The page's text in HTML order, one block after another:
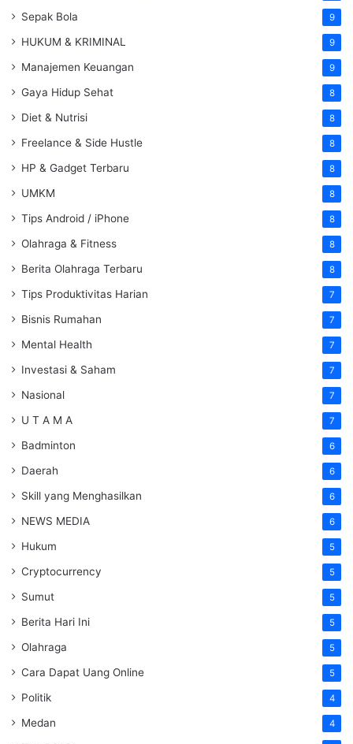
Sepak Bola 9
HUKUM & KRIMINAL 9
Manajemen Keuangan 9
Gaya Hidup Sehat 8
Diet & Nutrisi 8
Freelance & Side Hustle 8
HP & Gadget Terbaru 8
UMKM 8
Tips Android / iPhone 8
Olahraga & Fitness 8
Berita Olahraga Terbaru 8
Tips Produktivitas Harian 7
Bisnis Rumahan 7
Mental Health 7
Investasi & Saham 7
Nasional 7
U T A M A 7
Badminton 6
Daerah 6
Skill yang Menghasilkan 6
NEWS MEDIA 6
Hukum 5
Cryptocurrency 5
Sumut 5
Berita Hari Ini 5
Olahraga 5
Cara Dapat Uang Online 5
Politik 4
Medan 4